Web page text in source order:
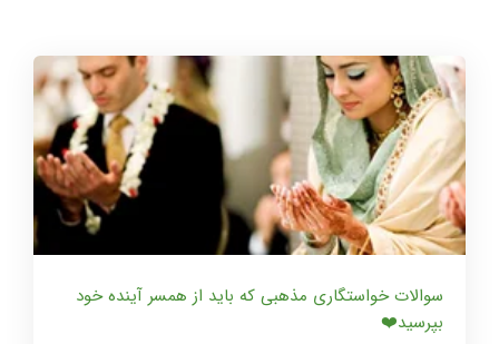
سوالات خواستگاری مذهبی که باید از همسر آینده خود
بپرسید❤️